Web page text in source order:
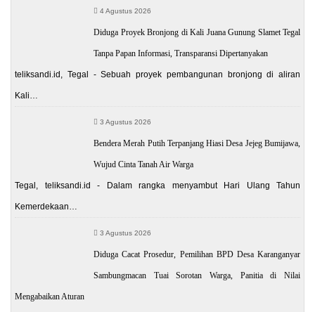
4 Agustus 2026
Diduga Proyek Bronjong di Kali Juana Gunung Slamet Tegal
Tanpa Papan Informasi, Transparansi Dipertanyakan
teliksandi.id, Tegal - Sebuah proyek pembangunan bronjong di aliran
Kali…
3 Agustus 2026
Bendera Merah Putih Terpanjang Hiasi Desa Jejeg Bumijawa,
Wujud Cinta Tanah Air Warga
Tegal, teliksandi.id - Dalam rangka menyambut Hari Ulang Tahun
Kemerdekaan…
3 Agustus 2026
Diduga Cacat Prosedur, Pemilihan BPD Desa Karanganyar
Sambungmacan Tuai Sorotan Warga, Panitia di Nilai
Mengabaikan Aturan